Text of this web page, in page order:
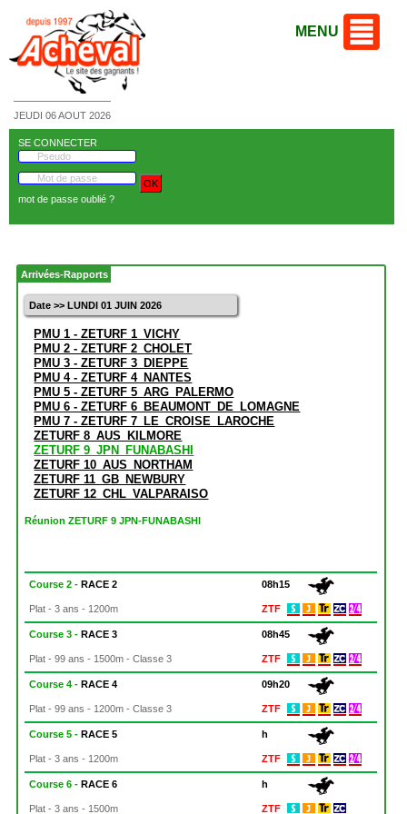
JEUDI 06 AOUT 2026
MENU
SE CONNECTER
mot de passe oublié ?
Arrivées-Rapports
Date >> LUNDI 01 JUIN 2026
PMU 1 - ZETURF 1_VICHY
PMU 2 - ZETURF 2_CHOLET
PMU 3 - ZETURF 3_DIEPPE
PMU 4 - ZETURF 4_NANTES
PMU 5 - ZETURF 5_ARG_PALERMO
PMU 6 - ZETURF 6_BEAUMONT_DE_LOMAGNE
PMU 7 - ZETURF 7_LE_CROISE_LAROCHE
ZETURF 8_AUS_KILMORE
ZETURF 9_JPN_FUNABASHI
ZETURF 10_AUS_NORTHAM
ZETURF 11_GB_NEWBURY
ZETURF 12_CHL_VALPARAISO
Réunion ZETURF 9 JPN-FUNABASHI
Course 2 -RACE 2 08h15
Plat - 3 ans - 1200m ZTF
Course 3 -RACE 3 08h45
Plat - 99 ans - 1500m - Classe 3 ZTF
Course 4 -RACE 4 09h20
Plat - 99 ans - 1200m - Classe 3 ZTF
Course 5 -RACE 5 h
Plat - 3 ans - 1200m ZTF
Course 6 -RACE 6 h
Plat - 3 ans - 1500m ZTF